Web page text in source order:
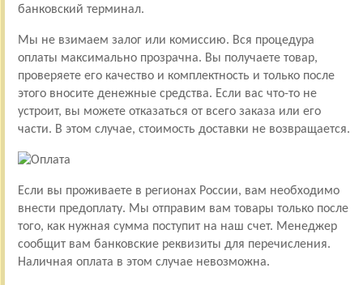
банковский терминал.
Мы не взимаем залог или комиссию. Вся процедура
оплаты максимально прозрачна. Вы получаете товар,
проверяете его качество и комплектность и только после
этого вносите денежные средства. Если вас что-то не
устроит, вы можете отказаться от всего заказа или его
части. В этом случае, стоимость доставки не возвращается.
Если вы проживаете в регионах России, вам необходимо
внести предоплату. Мы отправим вам товары только после
того, как нужная сумма поступит на наш счет. Менеджер
сообщит вам банковские реквизиты для перечисления.
Наличная оплата в этом случае невозможна.